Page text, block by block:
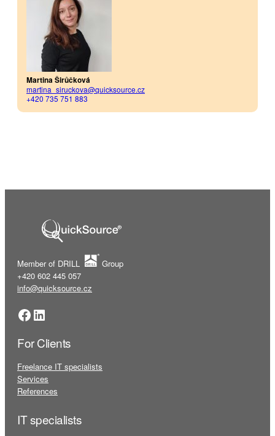
Martina Širůčková
martina_siruckova@quicksource.cz
+420 735 751 883
Member of DRILL
Group
+420 602 445 057
info@quicksource.cz
Facebook LinkedIn
For Clients
Freelance IT specialists
Services
References
IT specialists